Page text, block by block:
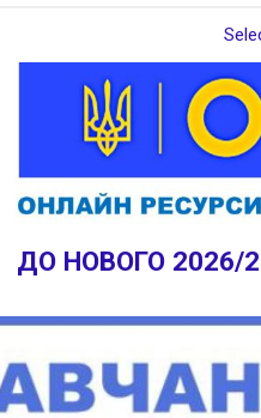
ДО НОВОГО 2026/